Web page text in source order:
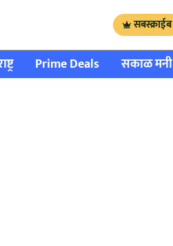
सबस्क्राईब
Prime Deals सकाळ मनी